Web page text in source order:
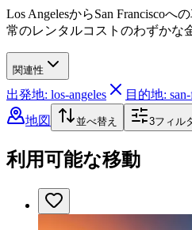
Los AngelesからSan Franciscoへ
常のレンタルコストのわずかな
関連性
出発地: los-angeles 目的地:
地図
並べ替え 3フィル
利用可能な移動